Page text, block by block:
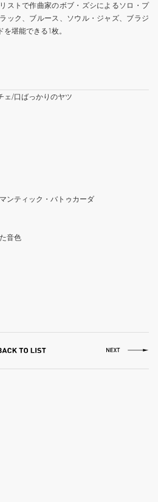
ストで作曲家のボブ・ズシによるソロ・プ
ック、ブルース、ソウル・ジャズ、ブラジ
堪能できる1枚。
ェ/口ばっかりのヤツ
ンティック・バトゥカーダ
音色